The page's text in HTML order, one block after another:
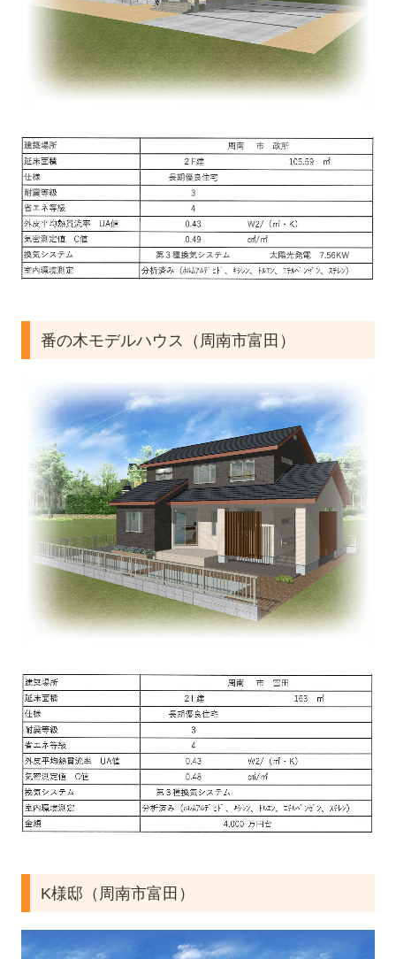
番の木モデルハウス（周南市富田）
K様邸（周南市富田）